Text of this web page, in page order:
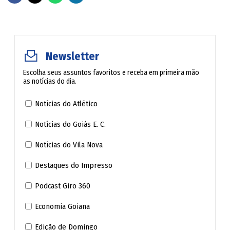
teste de concurso para o cargo de delegado
Teste que desclassificou advogado com nanismo de
Justiça
discriminação em teste de aptidão física para
delegado em Minas Gerais
excluir o direito à adaptação razoável para pessoas com
deficiência em provas físicas, especialmente quando não
Newsletter
Escolha seus assuntos favoritos e receba em primeira mão
as notícias do dia.
Notícias do Atlético
Notícias do Goiás E. C.
Notícias do Vila Nova
Destaques do Impresso
Podcast Giro 360
Economia Goiana
Edição de Domingo